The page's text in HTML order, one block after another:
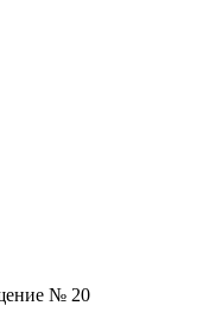
№ 20